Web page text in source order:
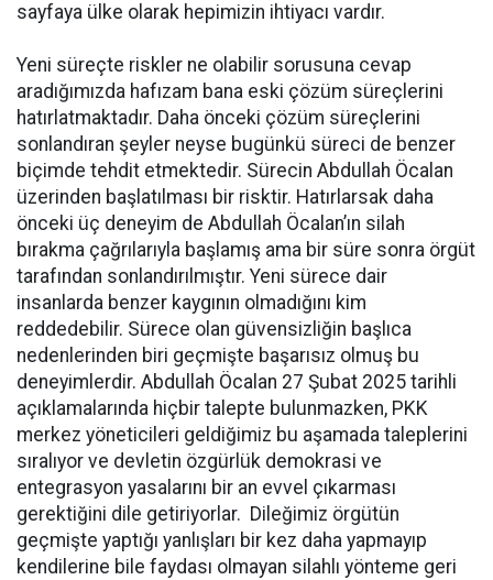
sayfaya ülke olarak hepimizin ihtiyacı vardır.
Yeni süreçte riskler ne olabilir sorusuna cevap
aradığımızda hafızam bana eski çözüm süreçlerini
hatırlatmaktadır. Daha önceki çözüm süreçlerini
sonlandıran şeyler neyse bugünkü süreci de benzer
biçimde tehdit etmektedir. Sürecin Abdullah Öcalan
üzerinden başlatılması bir risktir. Hatırlarsak daha
önceki üç deneyim de Abdullah Öcalan’ın silah
bırakma çağrılarıyla başlamış ama bir süre sonra örgüt
tarafından sonlandırılmıştır. Yeni sürece dair
insanlarda benzer kaygının olmadığını kim
reddedebilir. Sürece olan güvensizliğin başlıca
nedenlerinden biri geçmişte başarısız olmuş bu
deneyimlerdir. Abdullah Öcalan 27 Şubat 2025 tarihli
açıklamalarında hiçbir talepte bulunmazken, PKK
merkez yöneticileri geldiğimiz bu aşamada taleplerini
sıralıyor ve devletin özgürlük demokrasi ve
entegrasyon yasalarını bir an evvel çıkarması
gerektiğini dile getiriyorlar. Dileğimiz örgütün
geçmişte yaptığı yanlışları bir kez daha yapmayıp
kendilerine bile faydası olmayan silahlı yönteme geri